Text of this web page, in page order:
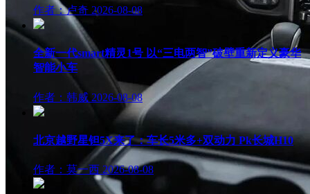
作者：卢奇 2026-08-08
全新一代smart精灵1号 以“三电两智”破壁重新定义豪华
智能小车
作者：韩威 2026-08-08
北京越野星钽5X来了：车长5米多+双动力 Pk长城H10
作者：莫一西 2026-08-08